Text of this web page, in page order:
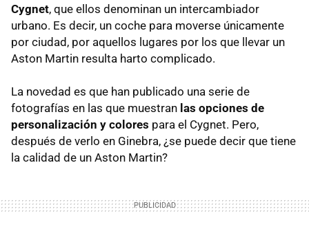
Cygnet, que ellos denominan un intercambiador
urbano. Es decir, un coche para moverse únicamente
por ciudad, por aquellos lugares por los que llevar un
Aston Martin resulta harto complicado.
La novedad es que han publicado una serie de
fotografías en las que muestran las opciones de
personalización y colores para el Cygnet. Pero,
después de verlo en Ginebra, ¿se puede decir que tiene
la calidad de un Aston Martin?